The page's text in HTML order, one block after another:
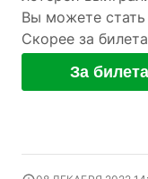
Вы можете
Скорее за
За